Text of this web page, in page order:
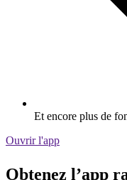
Et encore plus de
Ouvrir l'app
Obtenez l’app